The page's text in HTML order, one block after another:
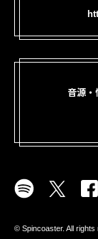
音源・
©︎ Spincoaster. All rights